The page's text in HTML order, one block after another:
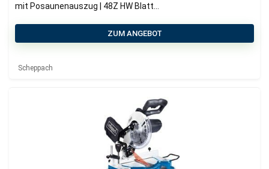
mit Posaunenauszug | 48Z HW Blatt
ZUM ANGEBOT
Scheppach